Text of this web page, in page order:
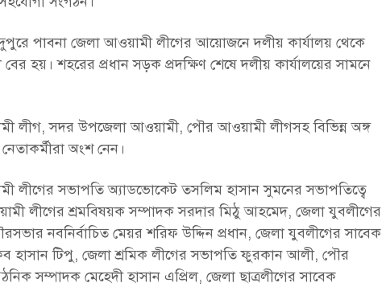
পাবনা জেলা আওয়ামী লীগের আয়োজনে দলীয় কার্যালয় থেকে
হয়। শহরের প্রধান সড়ক প্রদক্ষিণ শেষে দলীয় কার্যালয়ের সামনে
লীগ, সদর উপজেলা আওয়ামী, পৌর আওয়ামী লীগসহ বিভিন্ন অঙ্গ
অংশ নেন।
লীগের সভাপতি অ্যাডভোকেট তসলিম হাসান সুমনের সভাপতিত্বে
লীগের শ্রমবিষয়ক সম্পাদক সরদার মিঠু আহমেদ, জেলা যুবলীগের
নবনির্বাচিত মেয়র শরিফ উদ্দিন প্রধান, জেলা যুবলীগের সাবেক
হাসান টিপু, জেলা শ্রমিক লীগের সভাপতি ফুরকান আলী, পৌর
সম্পাদক মেহেদী হাসান এপ্রিল, জেলা ছাত্রলীগের সাবেক